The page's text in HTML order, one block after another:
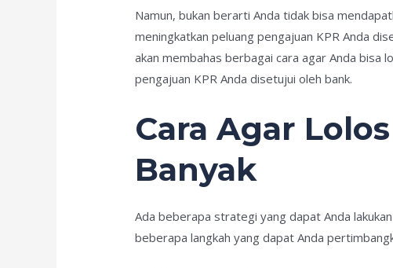
Namun, bukan berarti Anda tidak bisa
meningkatkan peluang pengajuan KPR Anda
akan membahas berbagai cara agar Anda bisa
pengajuan KPR Anda disetujui oleh bank.
Cara Agar
Banyak
Ada beberapa strategi yang dapat Anda
beberapa langkah yang dapat Anda